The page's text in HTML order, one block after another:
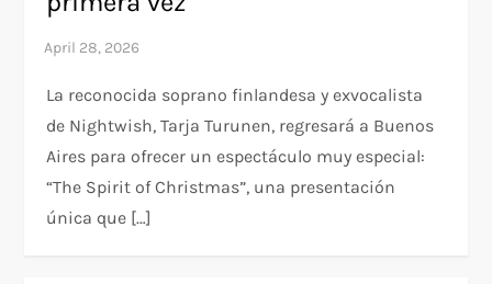
La reconocida soprano finlandesa y exvocalista
de Nightwish, Tarja Turunen, regresará a Buenos
Aires para ofrecer un espectáculo muy especial:
“The Spirit of Christmas”, una presentación
única que […]